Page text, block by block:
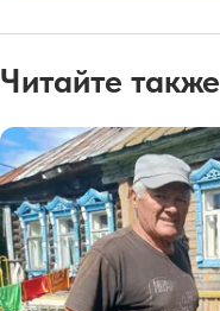
Читайте также